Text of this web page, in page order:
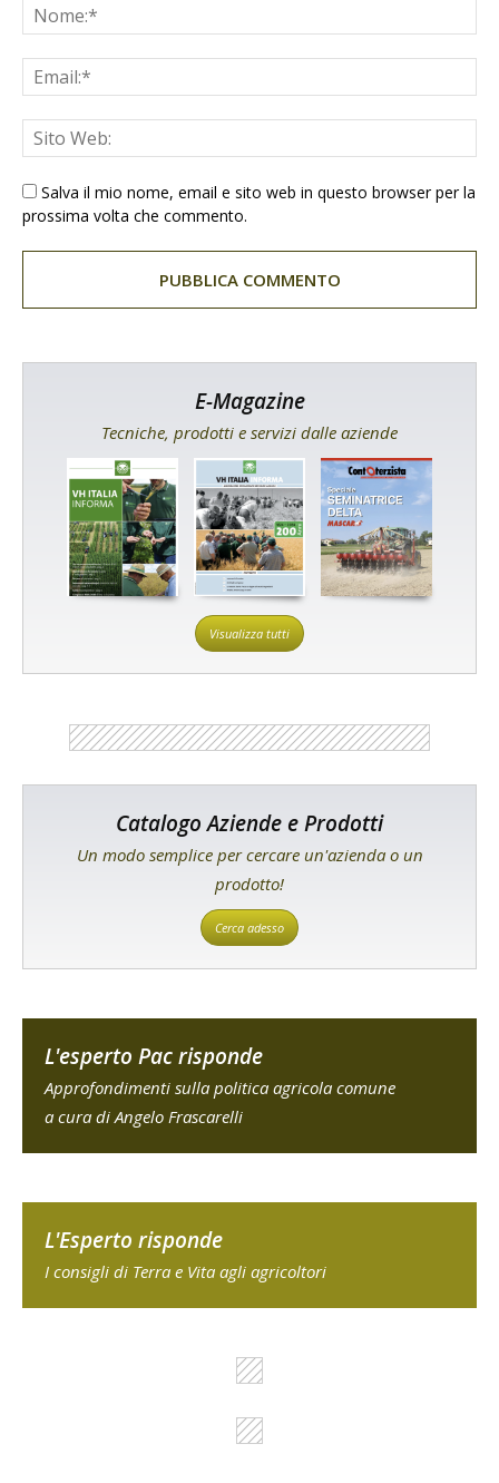
Salva il mio nome, email e sito web in questo browser per la
prossima volta che commento.
E-Magazine
Tecniche, prodotti e servizi dalle aziende
Visualizza tutti
Catalogo Aziende e Prodotti
Un modo semplice per cercare un'azienda o un
prodotto!
Cerca adesso
L'esperto Pac risponde
Approfondimenti sulla politica agricola comune
a cura di Angelo Frascarelli
L'Esperto risponde
I consigli di Terra e Vita agli agricoltori